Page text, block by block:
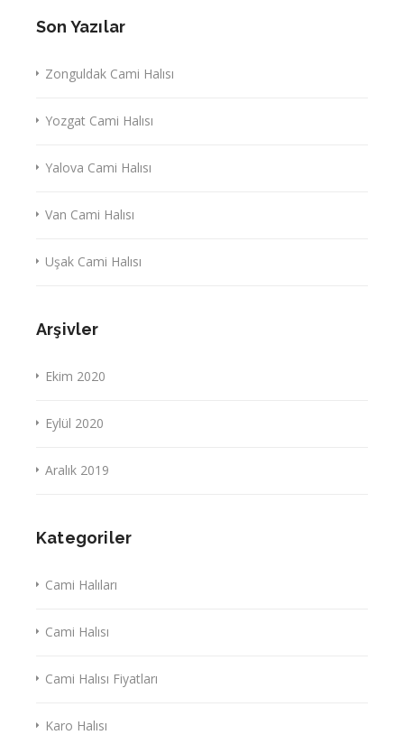
Son Yazılar
Zonguldak Cami Halısı
Yozgat Cami Halısı
Yalova Cami Halısı
Van Cami Halısı
Uşak Cami Halısı
Arşivler
Ekim 2020
Eylül 2020
Aralık 2019
Kategoriler
Cami Halıları
Cami Halısı
Cami Halısı Fiyatları
Karo Halısı